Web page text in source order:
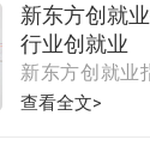
同学们树立正
念，为社会“稳就
新东方创就
行业创就业
新东方创就业
创就业
查看全文>